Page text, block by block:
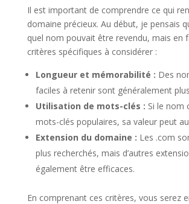
Il est important de comprendre ce qui
domaine précieux. Au début, je pensais
quel nom pouvait être revendu, mais en
critères spécifiques à considérer :
Longueur et mémorabilité : Des
faciles à retenir sont généralement
Utilisation de mots-clés : Si le nom
mots-clés populaires, sa valeur peut
Extension du domaine : Les .com
plus recherchés, mais d’autres
également être efficaces.
En comprenant ces critères, vous serez